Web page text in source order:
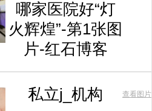
哪家医院好“灯
火辉煌”-第1张图
片-红石博客
私立j_机构 查看图片